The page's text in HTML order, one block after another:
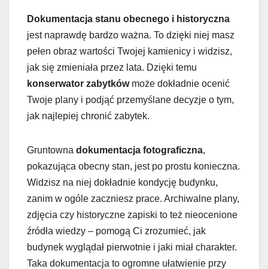
Dokumentacja stanu obecnego i historyczna
jest naprawdę bardzo ważna. To dzięki niej masz
pełen obraz wartości Twojej kamienicy i widzisz,
jak się zmieniała przez lata. Dzięki temu
konserwator zabytkówmoże dokładnie ocenić
Twoje plany i podjąć przemyślane decyzje o tym,
jak najlepiej chronić zabytek.
Gruntowna dokumentacja fotograficzna,
pokazująca obecny stan, jest po prostu konieczna.
Widzisz na niej dokładnie kondycję budynku,
zanim w ogóle zaczniesz prace. Archiwalne plany,
zdjęcia czy historyczne zapiski to też nieocenione
źródła wiedzy – pomogą Ci zrozumieć, jak
budynek wyglądał pierwotnie i jaki miał charakter.
Taka dokumentacja to ogromne ułatwienie przy